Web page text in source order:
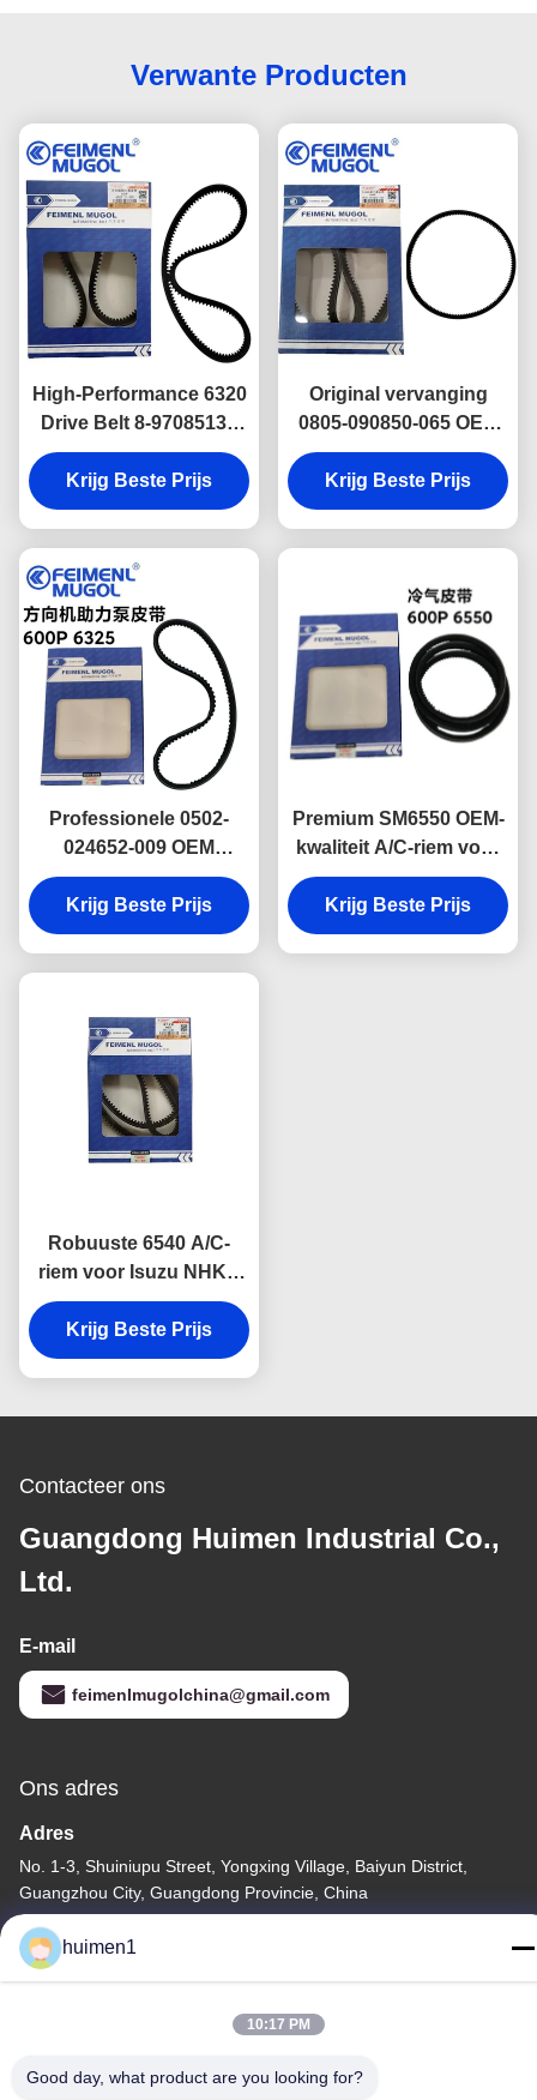
Verwante Producten
High-Performance 6320
Drive Belt 8-97085131
OEM voor Isuzu 600P
stuurbekrachtigingssystemen,
ontworpen om een
garanderen
Krijg Beste Prijs
Original vervanging
0805-090850-065 OEM
stuurband 6310 voor
Isuzu NHKR,
vervaardigd volgens de
met perfecte montage
en duurzaamheid.
Krijg Beste Prijs
Professionele 0502-
024652-009 OEM
stuurbekrachtigingsriem
6325 voor Isuzu 600P,
met stabiele prestaties
Krijg Beste Prijs
Premium SM6550 OEM-
kwaliteit A/C-riem voor
Isuzu 600P lichte
vrachtwagens,
ontworpen om stabiele
Krijg Beste Prijs
Robuuste 6540 A/C-
riem voor Isuzu NHKR
Dieselvoertuigen,
vervaardigd met
hoogwaardig rubber om
scheuren te weerstaan.
Krijg Beste Prijs
Contacteer ons
Guangdong Huimen Industrial Co.,
Ltd.
E-mail
feimenlmugolchina@gmail.com
Ons adres
Adres
No. 1-3, Shuiniupu Street, Yongxing Village, Baiyun District,
Guangzhou City, Guangdong Provincie, China
Tel.
86-18929562701
huimen1
10:17 PM
Good day, what product are you looking for?